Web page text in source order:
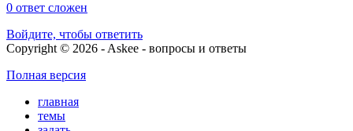
0 ответ сложен
Войдите, чтобы ответить
Copyright © 2026 - Askee - вопросы и ответы
Полная версия
главная
темы